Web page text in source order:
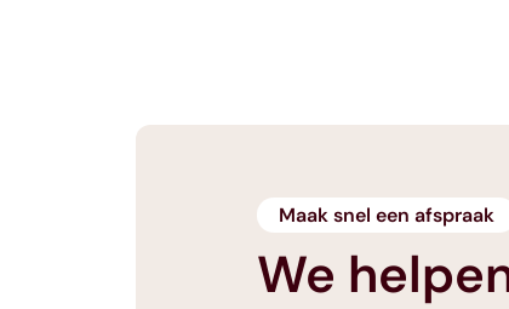
Maak snel een afspraak
We